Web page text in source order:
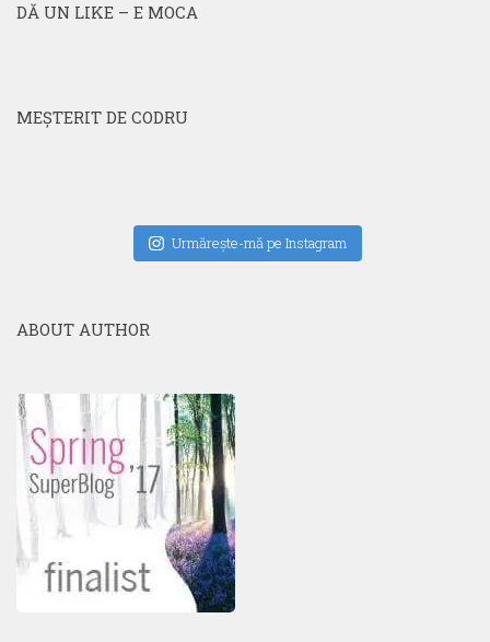
DĂ UN LIKE – E MOCA
MEŞTERIT DE CODRU
Urmăreşte-mă pe Instagram
ABOUT AUTHOR